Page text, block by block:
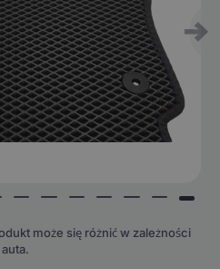
może się różnić w zależności